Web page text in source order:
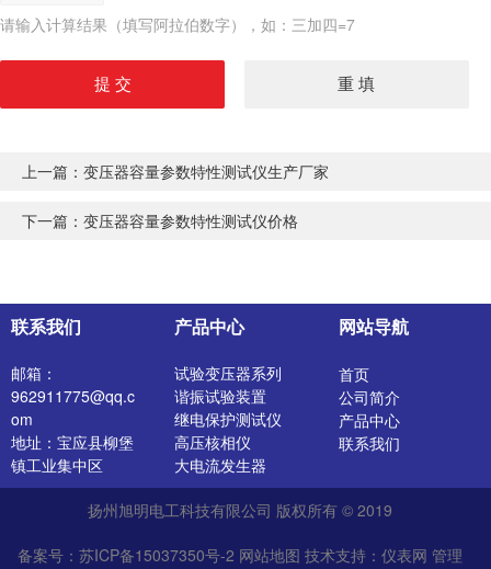
请输入计算结果（填写阿拉伯数字），如：三加四=7
上一篇： 变压器容量参数特性测试仪生产厂家
下一篇： 变压器容量参数特性测试仪价格
联系我们
邮箱：
962911775@qq.c
om
地址：宝应县柳堡
镇工业集中区
产品中心
试验变压器系列
谐振试验装置
继电保护测试仪
高压核相仪
大电流发生器
开关特性测试仪
高压发生器
介质损耗测试仪
网站导航
首页
公司简介
产品中心
联系我们
扬州旭明电工科技有限公司 版权所有 © 2019
备案号：苏ICP备15037350号-2 网站地图 技术支持： 仪表网 管理